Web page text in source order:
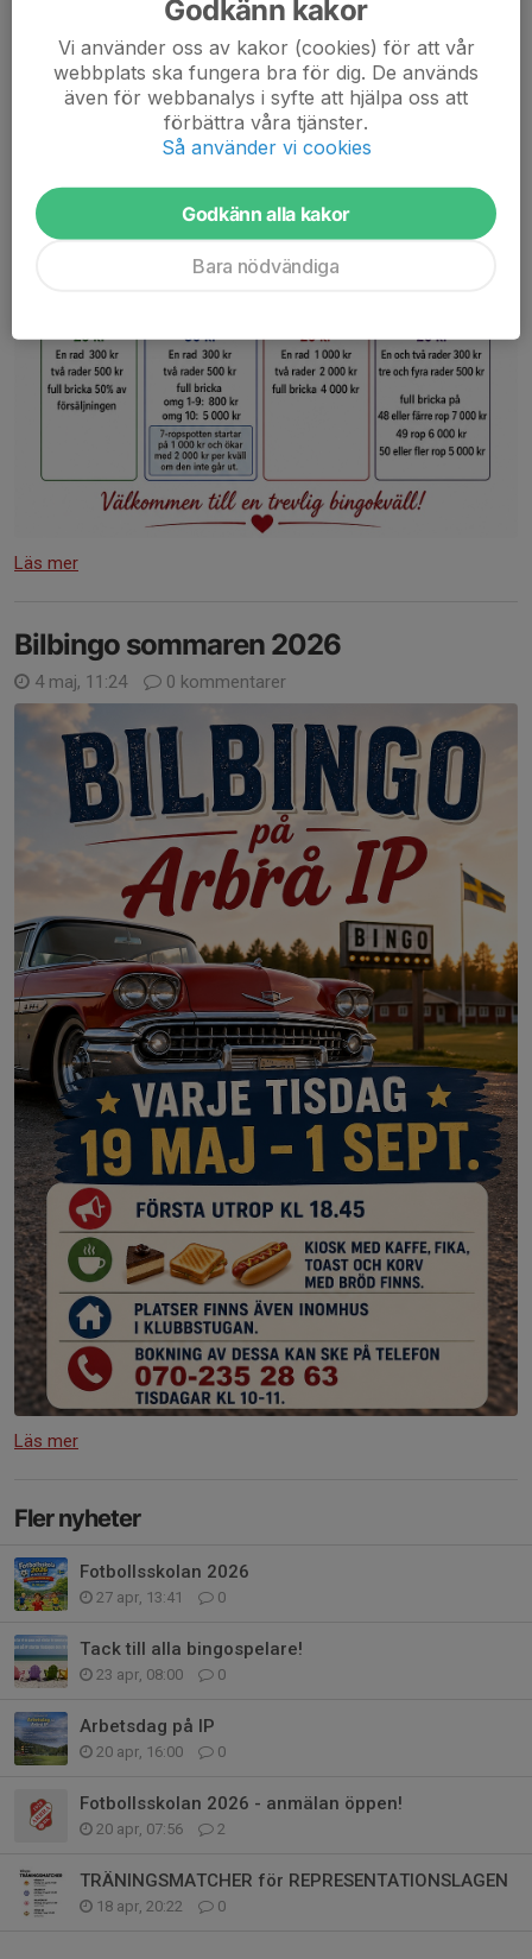
Läs mer
Bilbingo sommaren 2026
4 maj, 11:24 0 kommentarer
Läs mer
Fler nyheter
Fotbollsskolan 2026
27 apr, 13:41 0
Tack till alla bingospelare!
23 apr, 08:00 0
Arbetsdag på IP
20 apr, 16:00 0
Fotbollsskolan 2026 - anmälan öppen!
20 apr, 07:56 2
TRÄNINGSMATCHER för REPRESENTATIONSLAGEN
18 apr, 20:22 0
Godkänn kakor
Vi använder oss av kakor (cookies) för att vår
webbplats ska fungera bra för dig. De används
även för webbanalys i syfte att hjälpa oss att
förbättra våra tjänster.
Så använder vi cookies
Godkänn alla kakor
Bara nödvändiga